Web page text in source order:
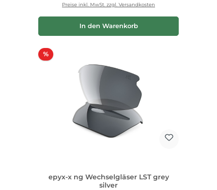
Preise inkl. MwSt. zzgl. Versandkosten
In den Warenkorb
%Rabatt
epyx-x ng Wechselgläser LST grey
silver